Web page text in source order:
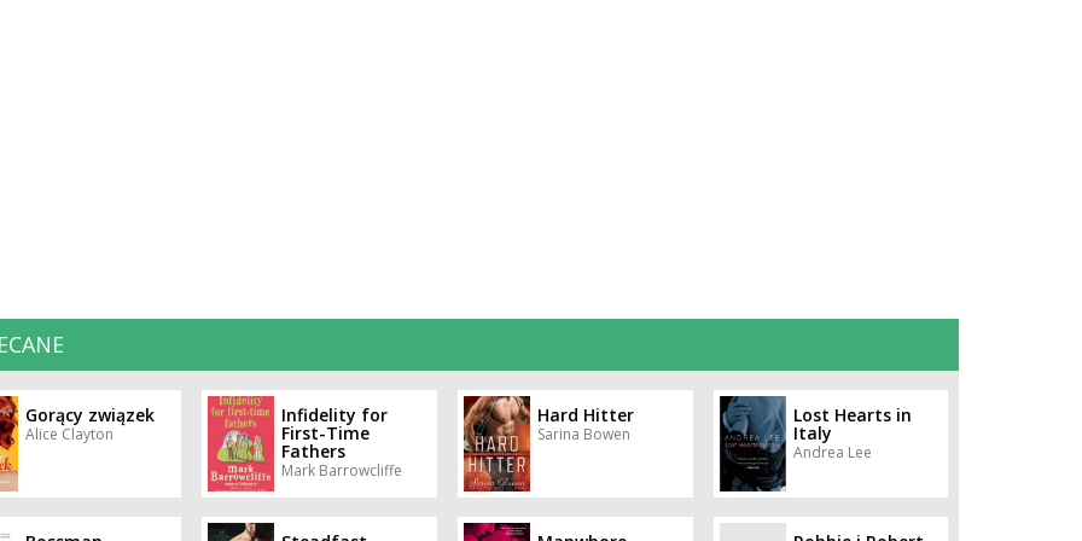
Gorący związek
Alice Clayton
Infidelity for
First-Time
Fathers
Mark Barrowcliffe
Hard Hitter
Sarina Bowen
Lost Hearts in
Italy
Andrea Lee